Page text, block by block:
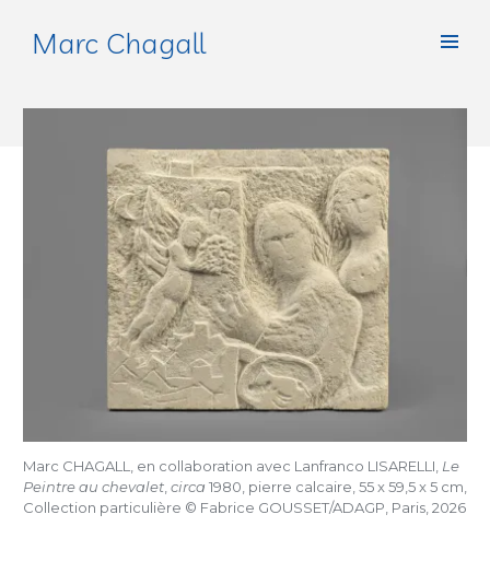
Marc Chagall
Marc CHAGALL, en collaboration avec Lanfranco LISARELLI, Le
Peintre au chevalet circa 1980, pierre calcaire, 55 x 59,5 x 5 cm,
Collection particulière © Fabrice GOUSSET/ADAGP, Paris, 2026